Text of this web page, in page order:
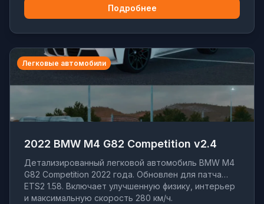
Подробнее
Легковые автомобили
2022 BMW M4 G82 Competition v2.4
Детализированный легковой автомобиль BMW M4
G82 Competition 2022 года. Обновлен для патча
ETS2 1.58. Включает улучшенную физику, интерьер
и максимальную скорость 280 км/ч.